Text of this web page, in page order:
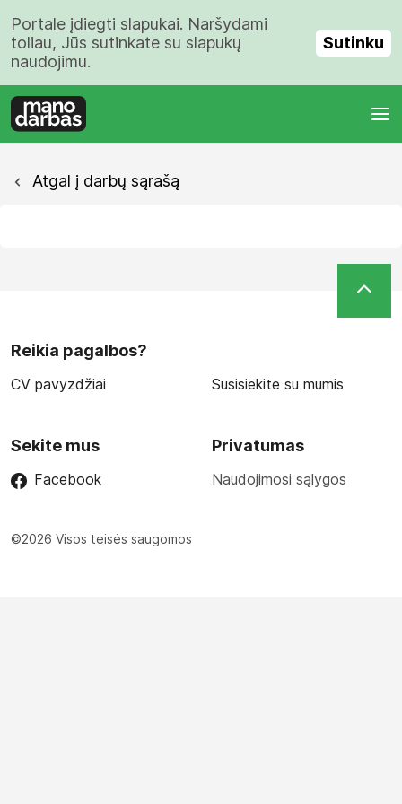
Portale įdiegti slapukai. Naršydami
toliau, Jūs sutinkate su slapukų
naudojimu.
Sutinku
Atgal į darbų sąrašą
Reikia pagalbos?
CV pavyzdžiai Susisiekite su mumis
Sekite mus
Facebook
Privatumas
Naudojimosi sąlygos
©2026 Visos teisės saugomos